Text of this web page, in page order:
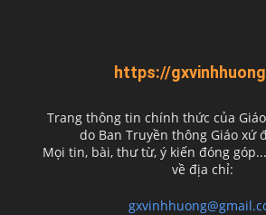
https://
Trang thông tin chính thức của
do Ban Truyền thông Giáo xứ
Mọi tin, bài, thư từ, ý kiến đóng
về địa chỉ: